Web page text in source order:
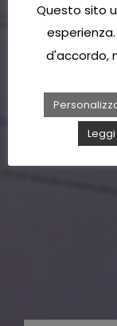
Questo sito
d'accordo,